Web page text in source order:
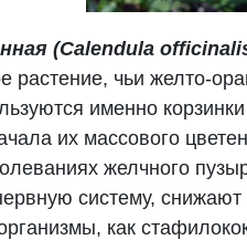
(Calendula
растение, чьи желто-
именно
их массового
желчного
систему,
как